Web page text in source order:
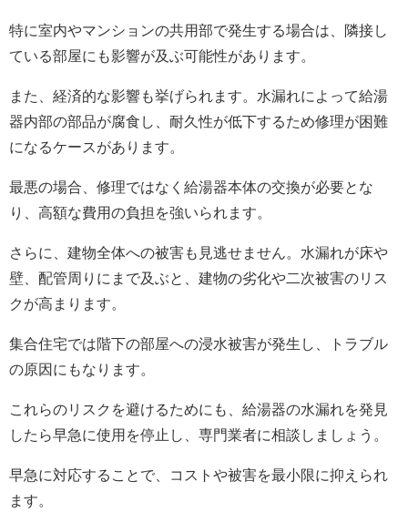
特に室内やマンションの共用部で発生する場合は、隣接し
ている部屋にも影響が及ぶ可能性があります。
また、経済的な影響も挙げられます。水漏れによって給湯
器内部の部品が腐食し、耐久性が低下するため修理が困難
になるケースがあります。
最悪の場合、修理ではなく給湯器本体の交換が必要とな
り、高額な費用の負担を強いられます。
さらに、建物全体への被害も見逃せません。水漏れが床や
壁、配管周りにまで及ぶと、建物の劣化や二次被害のリス
クが高まります。
集合住宅では階下の部屋への浸水被害が発生し、トラブル
の原因にもなります。
これらのリスクを避けるためにも、給湯器の水漏れを発見
したら早急に使用を停止し、専門業者に相談しましょう。
早急に対応することで、コストや被害を最小限に抑えられ
ます。